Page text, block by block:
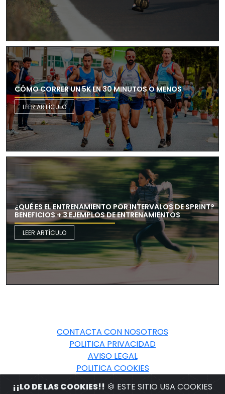
CÓMO CORRER UN 5K EN 30 MINUTOS O MENOS
LEER ARTÍCULO
¿QUÉ ES EL ENTRENAMIENTO POR INTERVALOS DE SPRINT?
BENEFICIOS + 3 EJEMPLOS DE ENTRENAMIENTOS
LEER ARTÍCULO
CONTACTA CON NOSOTROS
POLITICA PRIVACIDAD
AVISO LEGAL
POLITICA COOKIES
© 2026 BABELSPORT.COM
¡¡LO DE LAS COOKIES!! 🍪 ESTE SITIO USA COOKIES